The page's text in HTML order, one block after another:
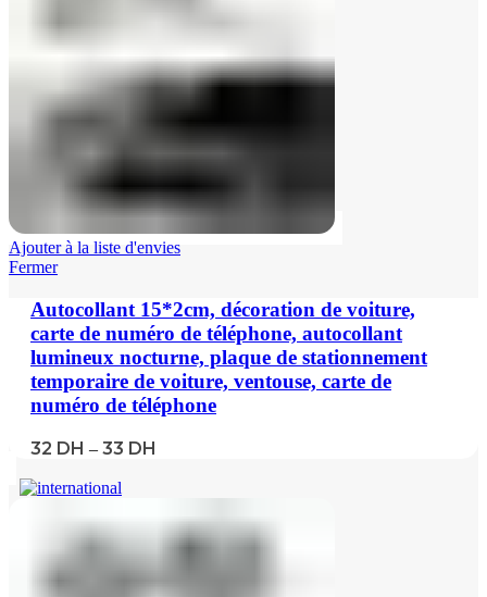
Ajouter à la liste d'envies
Fermer
Autocollant 15*2cm, décoration de voiture,
carte de numéro de téléphone, autocollant
lumineux nocturne, plaque de stationnement
temporaire de voiture, ventouse, carte de
numéro de téléphone
32 DH – 33 DH